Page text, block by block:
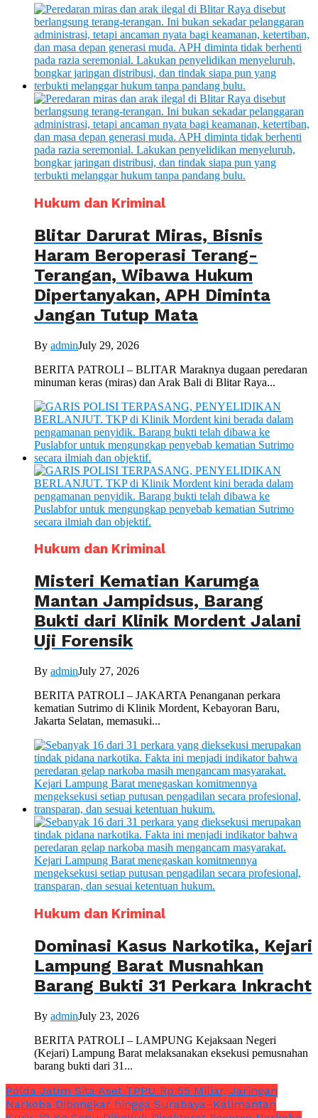
Hukum dan Kriminal
Blitar Darurat Miras, Bisnis
Haram Beroperasi Terang-
Terangan, Wibawa Hukum
Dipertanyakan, APH Diminta
Jangan Tutup Mata
By adminJuly 29, 2026
BERITA PATROLI – BLITAR Maraknya dugaan peredaran
minuman keras (miras) dan Arak Bali di Blitar Raya...
Hukum dan Kriminal
Misteri Kematian Karumga
Mantan Jampidsus, Barang
Bukti dari Klinik Mordent Jalani
Uji Forensik
By adminJuly 27, 2026
BERITA PATROLI – JAKARTA Penanganan perkara
kematian Sutrimo di Klinik Mordent, Kebayoran Baru,
Jakarta Selatan, memasuki...
Hukum dan Kriminal
Dominasi Kasus Narkotika, Kejari
Lampung Barat Musnahkan
Barang Bukti 31 Perkara Inkracht
By adminJuly 23, 2026
BERITA PATROLI – LAMPUNG Kejaksaan Negeri
(Kejari) Lampung Barat melaksanakan eksekusi pemusnahan
barang bukti dari 31...
Polda Jatim Sita Aset TPPU Rp 55 Miliar, Jaringan
Narkoba Dibongkar hingga Surabaya–Kalimantan